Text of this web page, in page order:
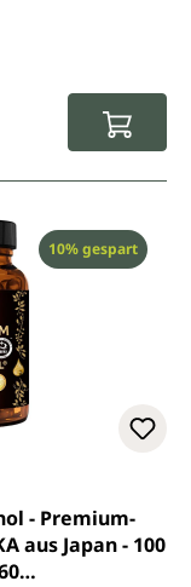
Rabatt
10% gespart
5 Sternen
- Premium-
aus Japan - 100